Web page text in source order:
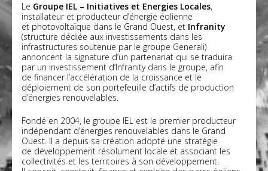
Le Groupe IEL – Initiatives et Energies Locales,
installateur et producteur d’énergie éolienne
et photovoltaïque dans le Grand Ouest, et Infranity
(structure dédiée aux investissements dans les
infrastructures soutenue par le groupe Generali)
annoncent la signature d’un partenariat qui se traduira
par un investissement d’Infranity dans le groupe, afin
de financer l’accélération de la croissance et le
déploiement de son portefeuille d’actifs de production
d’énergies renouvelables.
Fondé en 2004, le groupe IEL est le premier producteur
indépendant d’énergies renouvelables dans le Grand
Ouest. Il a depuis sa création adopté une stratégie
de développement résolument locale et associant les
collectivités et les territoires à son développement.